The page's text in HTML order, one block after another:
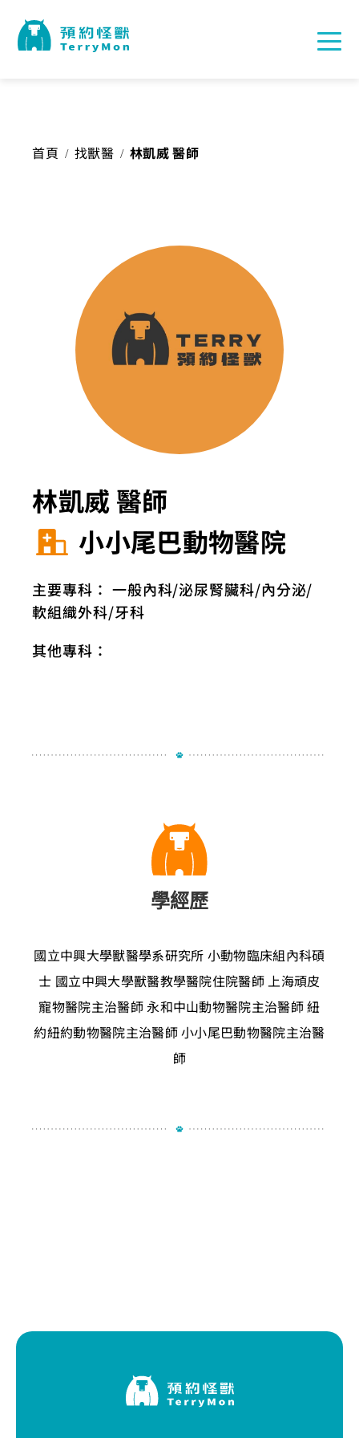
首頁 / 找獸醫 / 林凱威 醫師
林凱威 醫師
小小尾巴動物醫院
主要專科： 一般內科 泌尿腎臟科 內分泌
軟組織外科 牙科
其他專科：
學經歷
國立中興大學獸醫學系研究所 小動物臨床組內科碩
士 國立中興大學獸醫教學醫院住院醫師上海頑皮
寵物醫院主治醫師永和中山動物醫院主治醫師紐
約紐約動物醫院主治醫師小小尾巴動物醫院主治醫
師